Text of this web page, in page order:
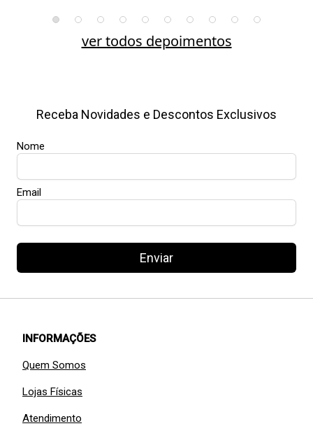
ver todos depoimentos
Receba Novidades e Descontos Exclusivos
Nome
Email
Enviar
INFORMAÇÕES
Quem Somos
Lojas Físicas
Atendimento